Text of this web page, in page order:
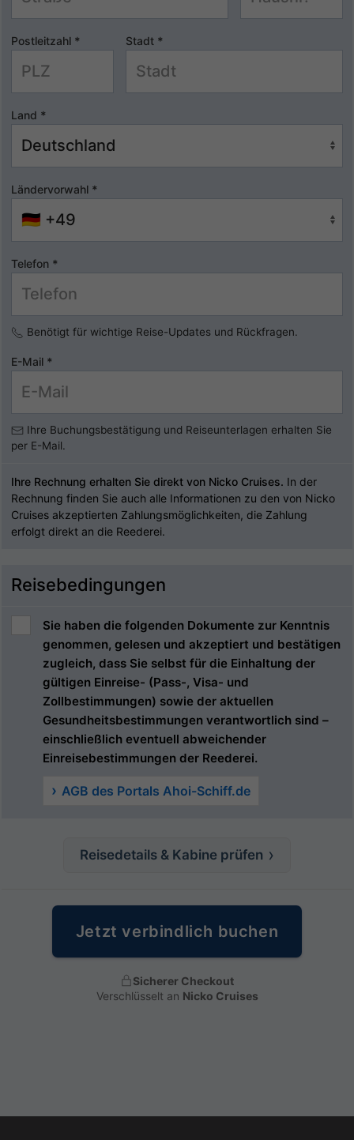
Postleitzahl * Stadt *
Land *
Ländervorwahl *
Telefon *
Benötigt für wichtige Reise-Updates und Rückfragen.
E-Mail *
Ihre Buchungsbestätigung und Reiseunterlagen erhalten Sie
per E-Mail.
Ihre Rechnung erhalten Sie direkt von Nicko Cruises. In der
Rechnung finden Sie auch alle Informationen zu den von Nicko
Cruises akzeptierten Zahlungsmöglichkeiten, die Zahlung
erfolgt direkt an die Reederei.
Reisebedingungen
Sie haben die folgenden Dokumente zur Kenntnis
genommen, gelesen und akzeptiert und bestätigen
zugleich, dass Sie selbst für die Einhaltung der
gültigen Einreise- (Pass-, Visa- und
Zollbestimmungen) sowie der aktuellen
Gesundheitsbestimmungen verantwortlich sind –
einschließlich eventuell abweichender
Einreisebestimmungen der Reederei.
AGB des Portals Ahoi-Schiff.de
Reisedetails & Kabine prüfen
Jetzt verbindlich buchen
Sicherer Checkout
Verschlüsselt an Nicko Cruises